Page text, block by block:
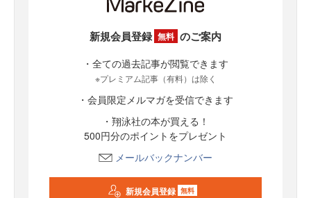
新規会員登録 無料 のご案内
・全ての過去記事が閲覧できます
※プレミアム記事（有料）は除く
・会員限定メルマガを受信できます
・翔泳社の本が買える！
500円分のポイントをプレゼント
メールバックナンバー
新規会員登録 無料